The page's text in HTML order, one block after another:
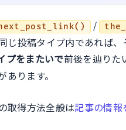
/
じ投稿タイプ内であれば
プをまたいで前後を辿りた
ります。
取得方法全般は記事の情報